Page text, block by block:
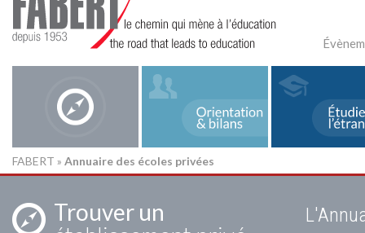
FABERT » Annuaire des écoles privées
Trouver un